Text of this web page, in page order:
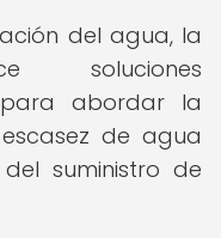
del agua, la
soluciones
abordar la
de agua
suministro de